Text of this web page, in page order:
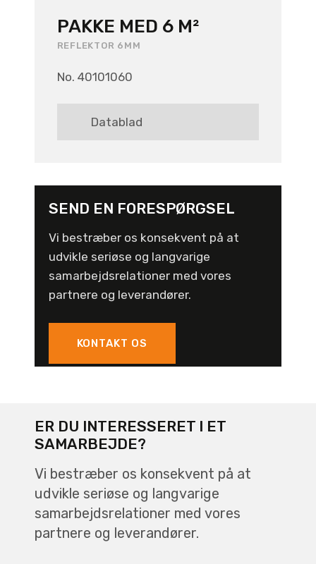
PAKKE MED 6 M²
REFLEKTOR 6MM
No. 40101060
Datablad
SEND EN FORESPØRGSEL
Vi bestræber os konsekvent på at
udvikle seriøse og langvarige
samarbejdsrelationer med vores
partnere og leverandører.
KONTAKT OS
ER DU INTERESSERET I ET
SAMARBEJDE?
Vi bestræber os konsekvent på at
udvikle seriøse og langvarige
samarbejdsrelationer med vores
partnere og leverandører.